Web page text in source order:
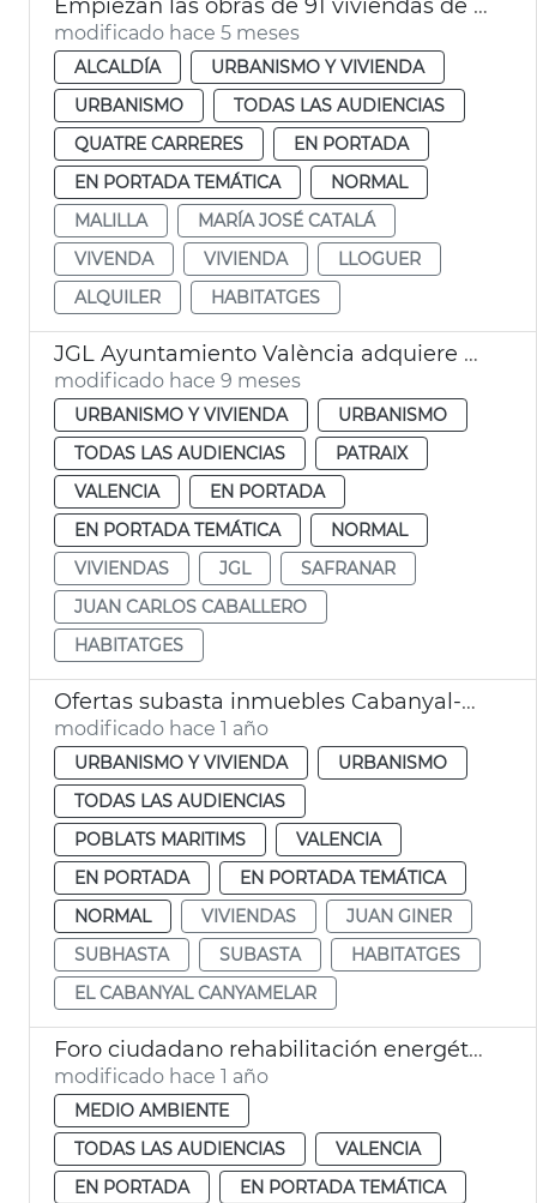
Empiezan las obras de 91 viviendas de alquiler social a Malilla València
modificado hace 5 meses
ALCALDÍA
URBANISMO Y VIVIENDA
URBANISMO
TODAS LAS AUDIENCIAS
QUATRE CARRERES
EN PORTADA
EN PORTADA TEMÁTICA
NORMAL
MALILLA
MARÍA JOSÉ CATALÁ
VIVENDA
VIVIENDA
LLOGUER
ALQUILER
HABITATGES
JGL Ayuntamiento València adquiere edificio para alquiler asequible
modificado hace 9 meses
URBANISMO Y VIVIENDA
URBANISMO
TODAS LAS AUDIENCIAS
PATRAIX
VALENCIA
EN PORTADA
EN PORTADA TEMÁTICA
NORMAL
VIVIENDAS
JGL
SAFRANAR
JUAN CARLOS CABALLERO
HABITATGES
Ofertas subasta inmuebles Cabanyal-Canyamelar València
modificado hace 1 año
URBANISMO Y VIVIENDA
URBANISMO
TODAS LAS AUDIENCIAS
POBLATS MARITIMS
VALENCIA
EN PORTADA
EN PORTADA TEMÁTICA
NORMAL
VIVIENDAS
JUAN GINER
SUBHASTA
SUBASTA
HABITATGES
EL CABANYAL CANYAMELAR
Foro ciudadano rehabilitación energética
modificado hace 1 año
MEDIO AMBIENTE
TODAS LAS AUDIENCIAS
VALENCIA
EN PORTADA
EN PORTADA TEMÁTICA